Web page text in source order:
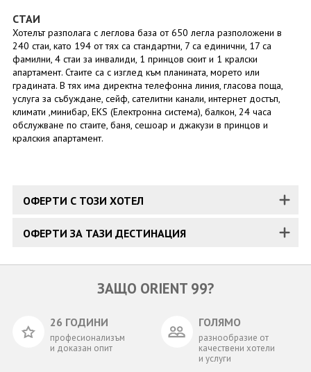
СТАИ
Хотелът разполага с леглова база от 650 легла разположени в
240 стаи, като 194 от тях са стандартни, 7 са единични, 17 са
фамилни, 4 стаи за инвалиди, 1 принцов сюит и 1 кралски
апартамент. Стаите са с изглед към планината, морето или
градината. В тях има директна телефонна линия, гласова поща,
услуга за събуждане, сейф, сателитни канали, интернет достъп,
климати ,минибар, EKS (Електронна система), балкон, 24 часа
обслужване по стаите, баня, сешоар и джакузи в принцов и
кралския апартамент.
ОФЕРТИ С ТОЗИ ХОТЕЛ
ОФЕРТИ ЗА ТАЗИ ДЕСТИНАЦИЯ
ЗАЩО ORIENT 99?
26 ГОДИНИ
професионализъм
и доказан опит
ГОЛЯМО
разнообразие от
качествени хотели
и услуги